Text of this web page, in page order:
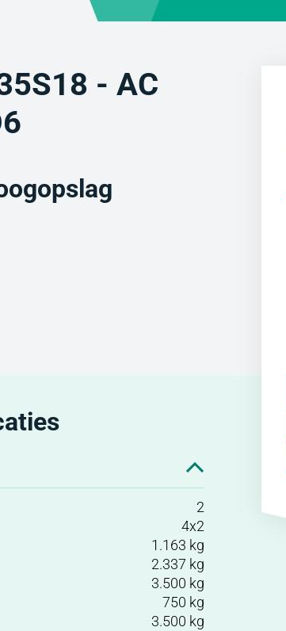
- AC
2
4x2
1.163 kg
2.337 kg
3.500 kg
750 kg
3.500 kg